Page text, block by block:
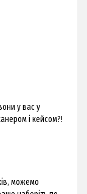
у вас у
і кейсом?!
можемо